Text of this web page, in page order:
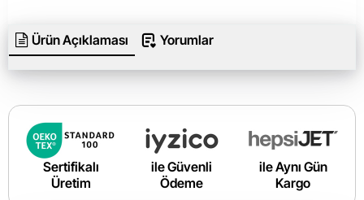
Ürün Açıklaması Yorumlar
Sertifikalı
Üretim
ile Güvenli
Ödeme
ile Aynı Gün
Kargo